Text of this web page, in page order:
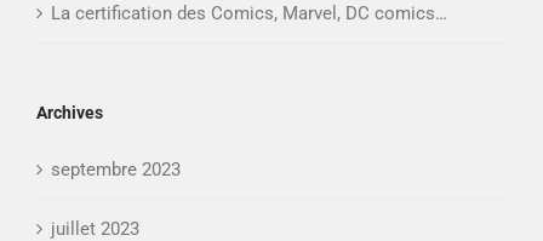
La certification des Comics, Marvel, DC comics…
Archives
septembre 2023
juillet 2023